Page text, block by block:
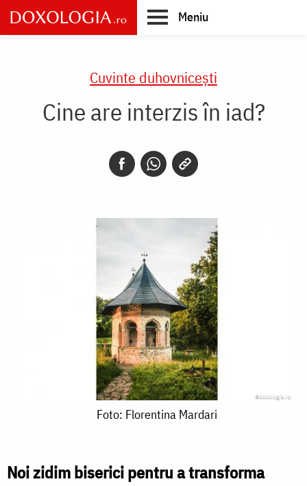
Skip
to
main
Meniu
Cuvinte duhovnicești
Cine are interzis în iad?
Foto: Florentina Mardari
Noi zidim biserici pentru a transforma